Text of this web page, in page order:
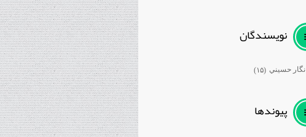
نويسندگان
نگار حسيني (۱۵)
پيوندها